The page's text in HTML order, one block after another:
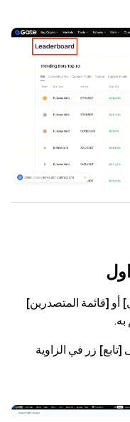
أو [قائمة المتصدرين]
به.
[تابع] زر في الزاوية